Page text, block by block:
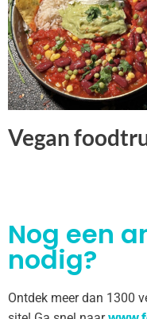
Vegan
Nog een
nodig?
Ontdek meer dan 1300